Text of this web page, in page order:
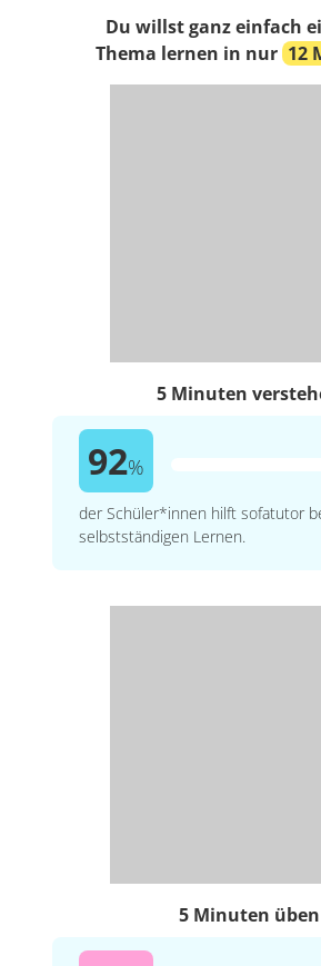
Du willst ganz einfach
Thema lernen in nur 12
5 Minuten
92%
der Schüler*innen hilft sofatutor
selbstständigen Lernen.
5 Minuten üben